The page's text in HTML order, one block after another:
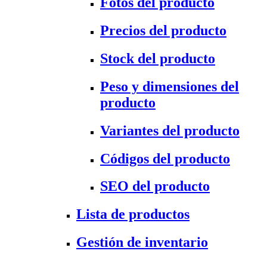
Precios del producto
Stock del producto
Peso y dimensiones del
producto
Variantes del producto
Códigos del producto
SEO del producto
Lista de productos
Gestión de inventario